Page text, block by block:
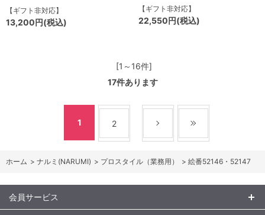
【ギフト非対応】
13,200円(税込)
【ギフト非対応】
22,550円(税込)
[1～16件]
17件あります
1 2
ホーム > ナルミ(NARUMI) > プロスタイル（業務用） > 絵番52146・52147
会員サービス